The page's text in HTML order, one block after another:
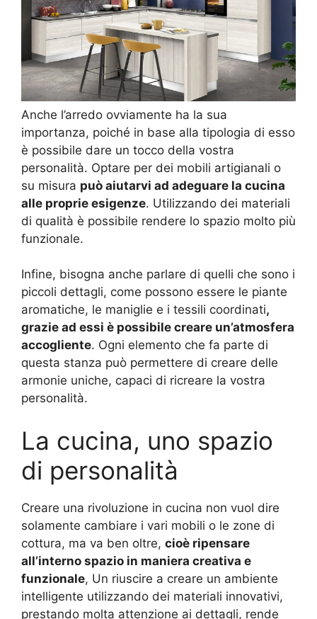
Anche l’arredo ovviamente ha la sua
importanza, poiché in base alla tipologia di esso
è possibile dare un tocco della vostra
personalità. Optare per dei mobili artigianali o
su misura può aiutarvi ad adeguare la cucina
alle proprie esigenze. Utilizzando dei materiali
di qualità è possibile rendere lo spazio molto più
funzionale.
Infine, bisogna anche parlare di quelli che sono i
piccoli dettagli, come possono essere le piante
aromatiche, le maniglie e i tessili coordinati,
grazie ad essi è possibile creare un’atmosfera
accogliente. Ogni elemento che fa parte di
questa stanza può permettere di creare delle
armonie uniche, capaci di ricreare la vostra
personalità.
La cucina, uno spazio
di personalità
Creare una rivoluzione in cucina non vuol dire
solamente cambiare i vari mobili o le zone di
cottura, ma va ben oltre, cioè ripensare
all’interno spazio in maniera creativa e
funzionale, Un riuscire a creare un ambiente
intelligente utilizzando dei materiali innovativi,
prestando molta attenzione ai dettagli, rende